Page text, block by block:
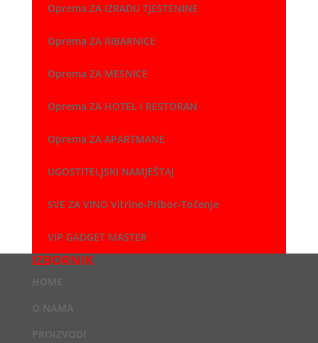
Oprema ZA IZRADU TJESTENINE
Oprema ZA RIBARNICE
Oprema ZA MESNICE
Oprema ZA HOTEL i RESTORAN
Oprema ZA APARTMANE
UGOSTITELJSKI NAMJEŠTAJ
SVE ZA VINO Vitrine-Pribor-Točenje
VIP GADGET MASTER
IZBORNIK